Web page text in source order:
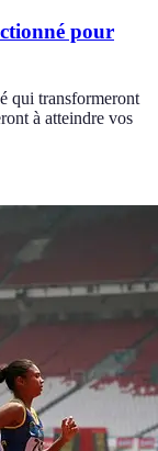
pour
qui transformeront
à atteindre vos